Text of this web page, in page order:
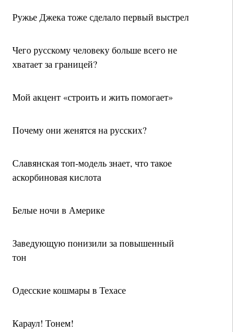
Ружье Джека тоже сделало первый выстрел
Чего русскому человеку больше всего не
хватает за границей?
Мой акцент «строить и жить помогает»
Почему они женятся на русских?
Славянская топ-модель знает, что такое
аскорбиновая кислота
Белые ночи в Америке
Заведующую понизили за повышенный
тон
Одесские кошмары в Техасе
Караул! Тонем!